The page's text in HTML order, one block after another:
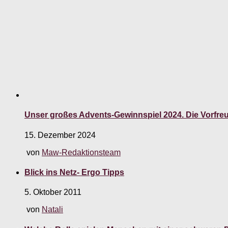
Unser großes Advents-Gewinnspiel 2024. Die
15. Dezember 2024
von Maw-Redaktionsteam
Blick ins Netz- Ergo Tipps
5. Oktober 2011
von Natali